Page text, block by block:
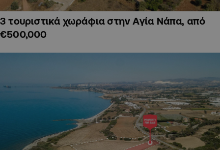
3 τουριστικά χωράφια στην Αγία Νάπα, από
€500,000